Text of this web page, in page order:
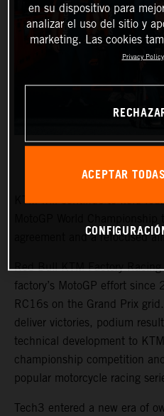
KTM will continue to field
agreement and a refocused
Red Bull KTM Factory
factory’s MotoGP effort
RC16s on the Grand Prix
deliver victories, podium
technical development to
championship competition
popular motorcycle racing
Tech3 entered a new era of
en su dispositivo para
analizar el uso del sitio y
marketing. Las cookies
Privacy Policy
ACEPTAR